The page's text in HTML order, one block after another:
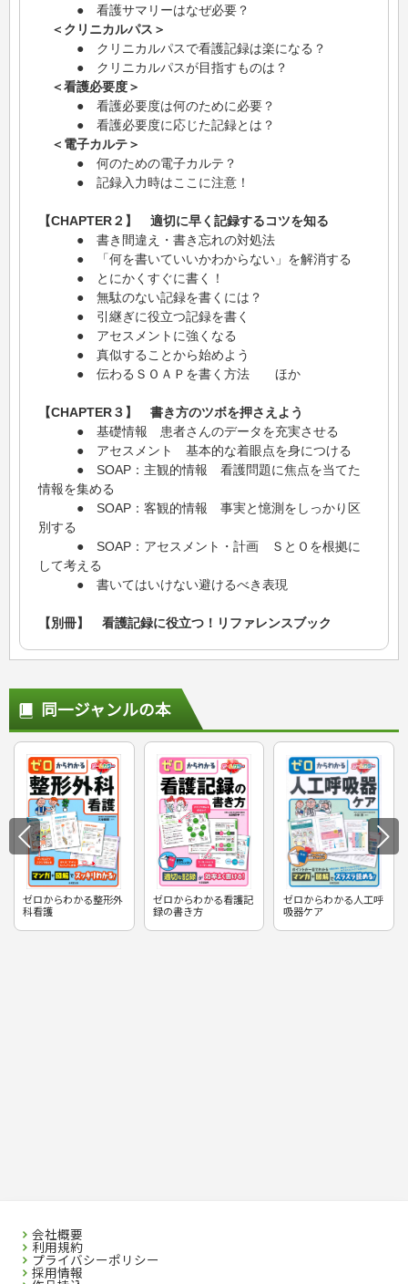
● 看護サマリーはなぜ必要？
＜クリニカルパス＞
● クリニカルパスで看護記録は楽になる？
● クリニカルパスが目指すものは？
＜看護必要度＞
● 看護必要度は何のために必要？
● 看護必要度に応じた記録とは？
＜電子カルテ＞
● 何のための電子カルテ？
● 記録入力時はここに注意！
【CHAPTER２】 適切に早く記録するコツを知る
● 書き間違え・書き忘れの対処法
● 「何を書いていいかわからない」を解消する
● とにかくすぐに書く！
● 無駄のない記録を書くには？
● 引継ぎに役立つ記録を書く
● アセスメントに強くなる
● 真似することから始めよう
● 伝わるＳＯＡＰを書く方法 ほか
【CHAPTER３】 書き方のツボを押さえよう
● 基礎情報 患者さんのデータを充実させる
● アセスメント 基本的な着眼点を身につける
● SOAP：主観的情報 看護問題に焦点を当てた
情報を集める
● SOAP：客観的情報 事実と憶測をしっかり区
別する
● SOAP：アセスメント・計画 ＳとＯを根拠に
して考える
● 書いてはいけない避けるべき表現
【別冊】 看護記録に役立つ！リファレンスブック
同一ジャンルの本
ゼロからわかる整形外
科看護
ゼロからわかる看護記
録の書き方
ゼロからわかる人工呼
吸器ケア
会社概要
利用規約
プライバシーポリシー
採用情報